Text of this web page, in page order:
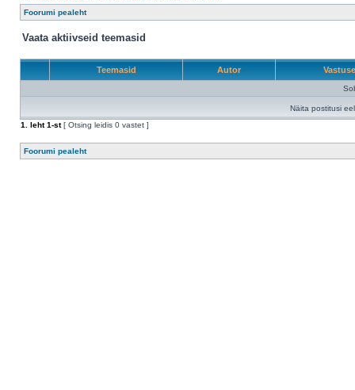
Foorumi pealeht
Vaata aktiivseid teemasid
Teemasid Autor
Näita postitusi
1
. leht1-st[ Otsing leidis 0 vastet ]
Foorumi pealeht